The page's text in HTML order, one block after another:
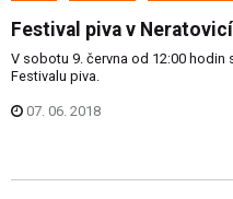
Festival piva v
V sobotu 9. června od 12:00 hodin
Festivalu piva.
07. 06. 2018